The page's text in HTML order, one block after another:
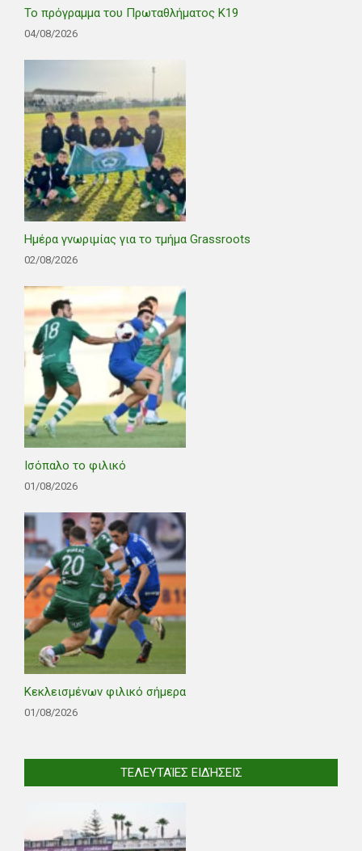
Το πρόγραμμα του Πρωταθλήματος Κ19
04/08/2026
Ημέρα γνωριμίας για το τμήμα Grassroots
02/08/2026
Ισόπαλο το φιλικό
01/08/2026
Κεκλεισμένων φιλικό σήμερα
01/08/2026
ΤΕΛΕΥΤΑΊΕΣ ΕΙΔΉΣΕΙΣ